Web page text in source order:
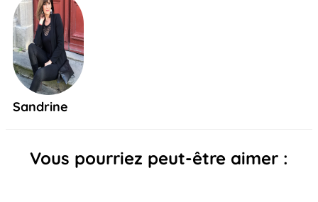
Sandrine
Vous pourriez peut-être aimer :